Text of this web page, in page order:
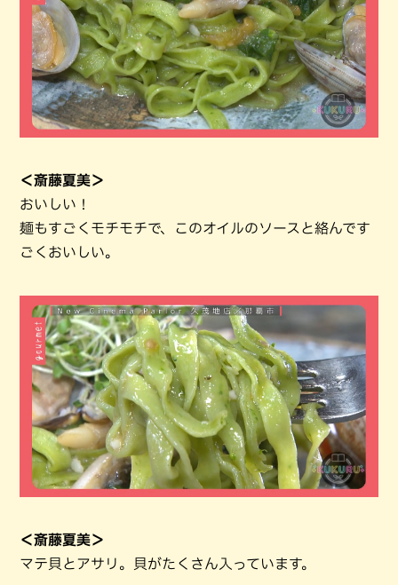
＜斎藤夏美＞
おいしい！
麺もすごくモチモチで、このオイルのソースと絡んです
ごくおいしい。
＜斎藤夏美＞
マテ貝とアサリ。貝がたくさん入っています。